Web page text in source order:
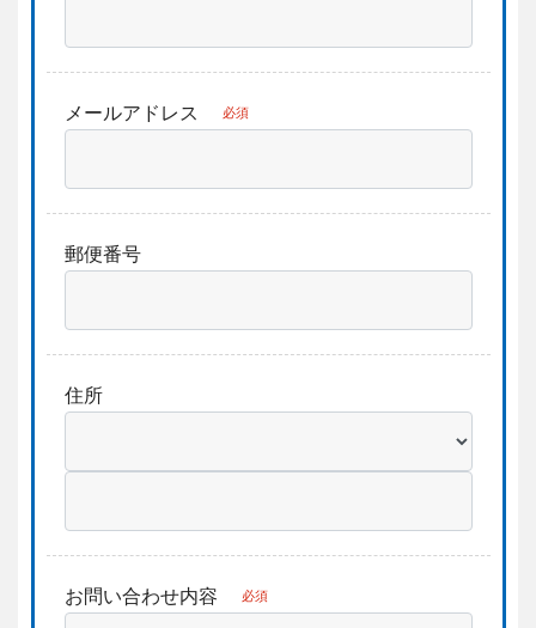
メールアドレス 必須
郵便番号
住所
お問い合わせ内容 必須